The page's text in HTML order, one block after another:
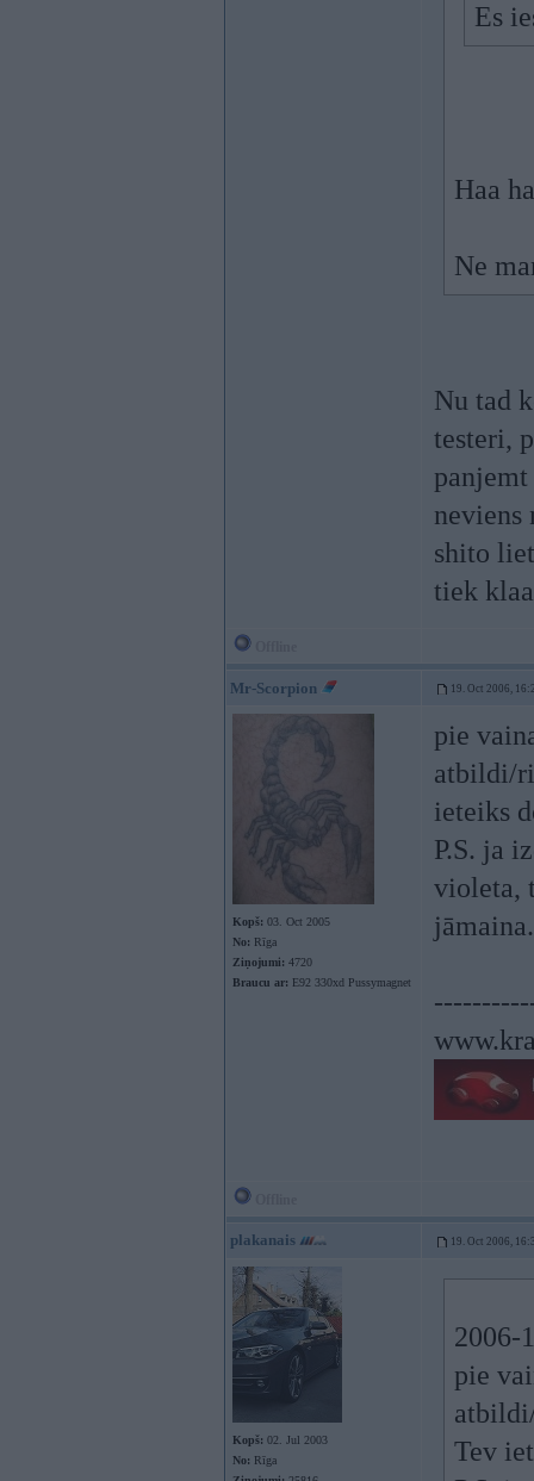
Es
Haa
Ne
Nu tad
testeri,
neviens
shito
tiek
Mr-Scorpion 19. Oct 2006,
Kopš: 03. Oct 2005
No: Rīga
Ziņojumi: 4720
Braucu ar: E92 330xd Pussymagnet
pie
atbildi/
ieteiks
P.S. ja
violeta,
jāmaina.
plakanais 19. Oct 2006,
Kopš: 02. Jul 2003
No: Rīga
2006-
pie
Tev